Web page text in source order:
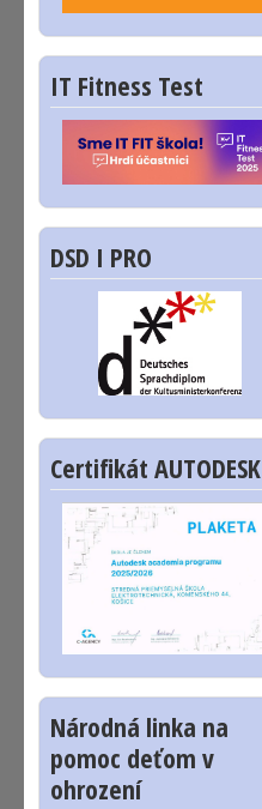
IT Fitness Test
DSD I PRO
Certifikát AUTODESK
Národná linka na
pomoc deťom v
ohrození